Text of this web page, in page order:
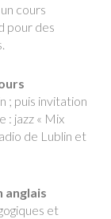
cours
pour des
; puis invitation
: jazz « Mix
de Lublin et
anglais
et